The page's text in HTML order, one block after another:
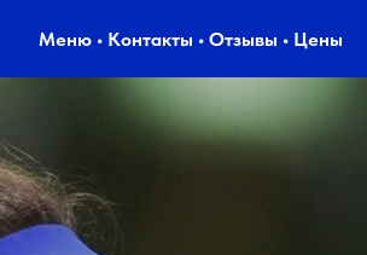
Меню • Контакты • Отзывы • Цены